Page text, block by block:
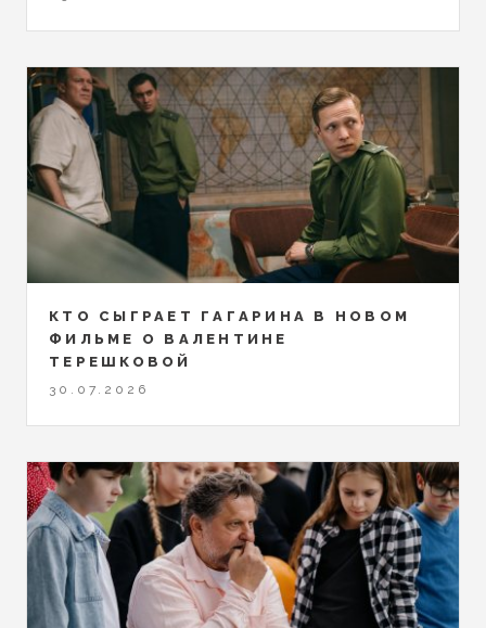
КТО СЫГРАЕТ ГАГАРИНА В НОВОМ
ФИЛЬМЕ О ВАЛЕНТИНЕ
ТЕРЕШКОВОЙ
30.07.2026